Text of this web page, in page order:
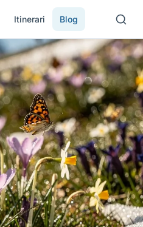
Itinerari Blog